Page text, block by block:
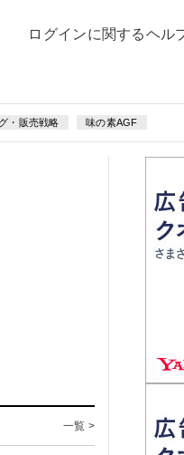
ログインに関するヘル
・販売戦略 味の素AGF
一覧 >